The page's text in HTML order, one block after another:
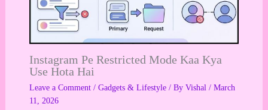
Instagram Pe Restricted Mode Kaa Kya
Use Hota Hai
Leave a Comment / Gadgets & Lifestyle/ By Vishal / March
11, 2026